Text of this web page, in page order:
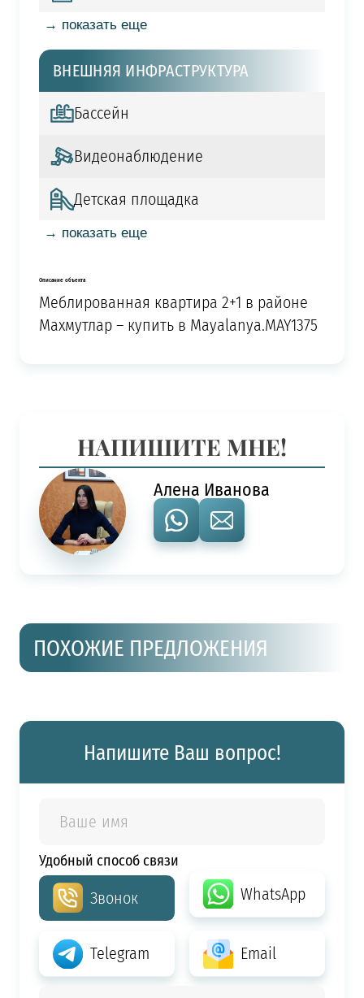
→ показать еще
ВНЕШНЯЯ ИНФРАСТРУКТУРА
Бассейн
Видеонаблюдение
Детская площадка
→ показать еще
Описание объекта
Меблированная квартира 2+1 в районе
Махмутлар – купить в Mayalanya.MAY1375
НАПИШИТЕ МНЕ!
Алена Иванова
ПОХОЖИЕ ПРЕДЛОЖЕНИЯ
Напишите Ваш вопрос!
Удобный способ связи
Звонок WhatsApp
Telegram Email